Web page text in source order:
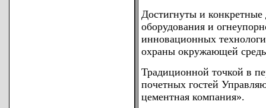
Достигнуты и конкретные
оборудования и
инновационных
охраны окружающей
Традиционной точкой в
почетных гостей
цементная компания».